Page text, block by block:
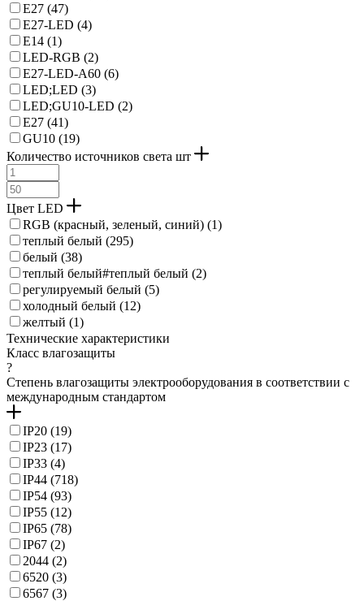
E27 (47)
E27-LED (4)
E14 (1)
LED-RGB (2)
E27-LED-A60 (6)
LED;LED (3)
LED;GU10-LED (2)
Е27 (41)
GU10 (19)
Количество источников света шт
Цвет LED
RGB (красный, зеленый, синий) (1)
теплый белый (295)
белый (38)
теплый белый#теплый белый (2)
регулируемый белый (5)
холодный белый (12)
желтый (1)
Технические характеристики
Класс влагозащиты
?
Степень влагозащиты электрооборудования в соответствии с
международным стандартом
IP20 (19)
IP23 (17)
IP33 (4)
IP44 (718)
IP54 (93)
IP55 (12)
IP65 (78)
IP67 (2)
2044 (2)
6520 (3)
6567 (3)